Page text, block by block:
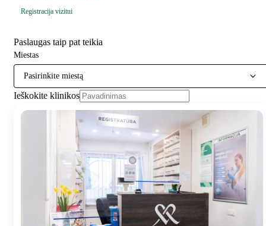
Registracija vizitui
Paslaugas taip pat teikia
Miestas
Pasirinkite miestą
Ieškokite klinikos